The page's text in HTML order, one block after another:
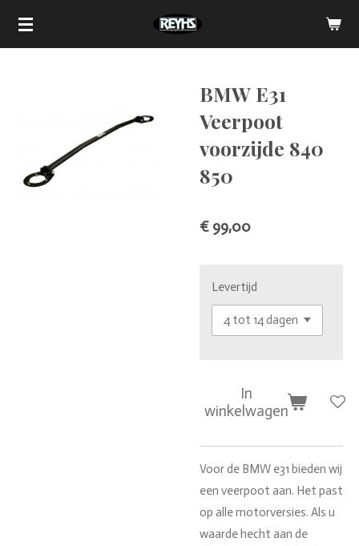
Ga
BMW E31
Veerpoot
voorzijde 840
850
€ 99,00
Levertijd
In
winkelwagen
Voor de BMW e31 bieden wij
een veerpoot aan. Het past
op alle motorversies. Als u
waarde hecht aan de